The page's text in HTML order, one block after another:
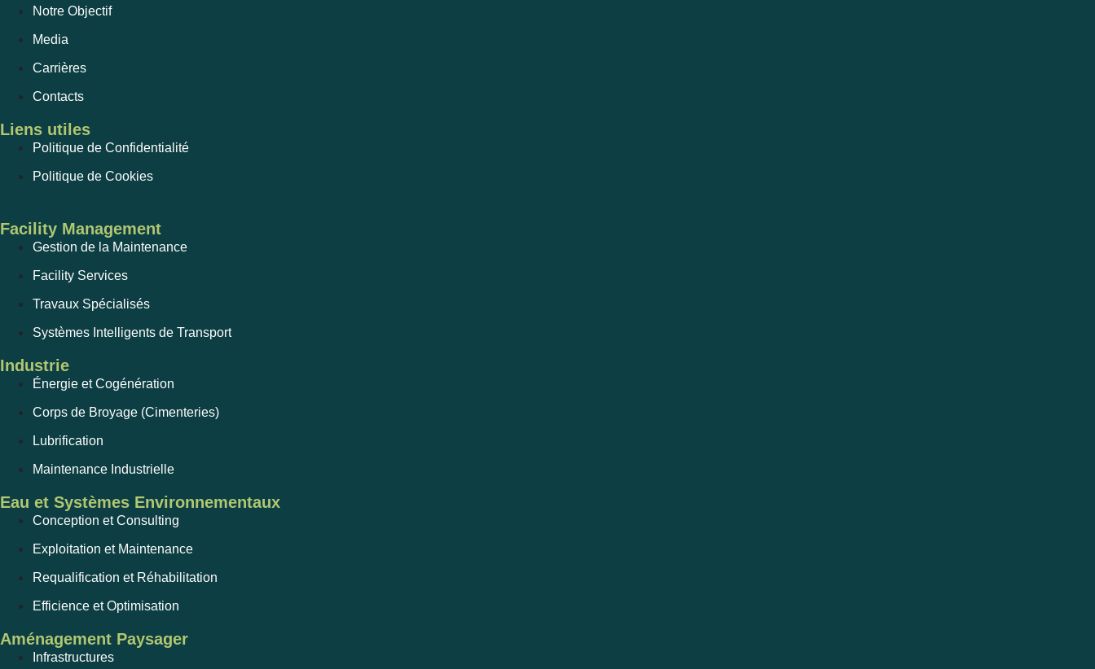
Notre Objectif
Media
Carrières
Contacts
Liens utiles
Politique de Confidentialité
Politique de Cookies
Facility Management
Gestion de la Maintenance
Facility Services
Travaux Spécialisés
Systèmes Intelligents de Transport
Industrie
Énergie et Cogénération
Corps de Broyage (Cimenteries)
Lubrification
Maintenance Industrielle
Eau et Systèmes Environnementaux
Conception et Consulting
Exploitation et Maintenance
Requalification et Réhabilitation
Efficience et Optimisation
Aménagement Paysager
Infrastructures